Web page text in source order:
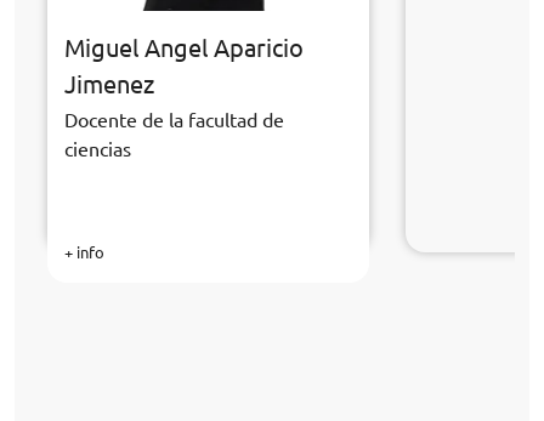
Miguel Angel Aparicio
Jimenez
Docente de la facultad de
ciencias
+ info